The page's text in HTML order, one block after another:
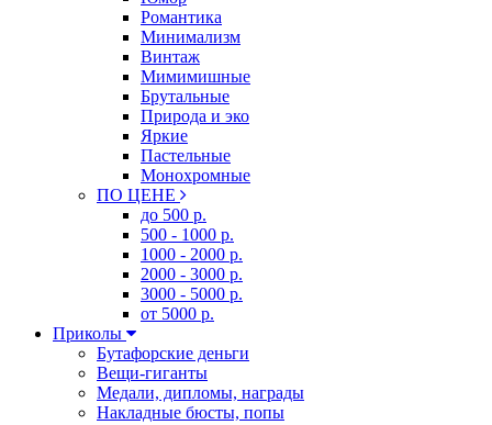
Романтика
Минимализм
Винтаж
Мимимишные
Брутальные
Природа и эко
Яркие
Пастельные
Монохромные
ПО ЦЕНЕ
до 500 р.
500 - 1000 р.
1000 - 2000 р.
2000 - 3000 р.
3000 - 5000 р.
от 5000 р.
Приколы
Бутафорские деньги
Вещи-гиганты
Медали, дипломы, награды
Накладные бюсты, попы